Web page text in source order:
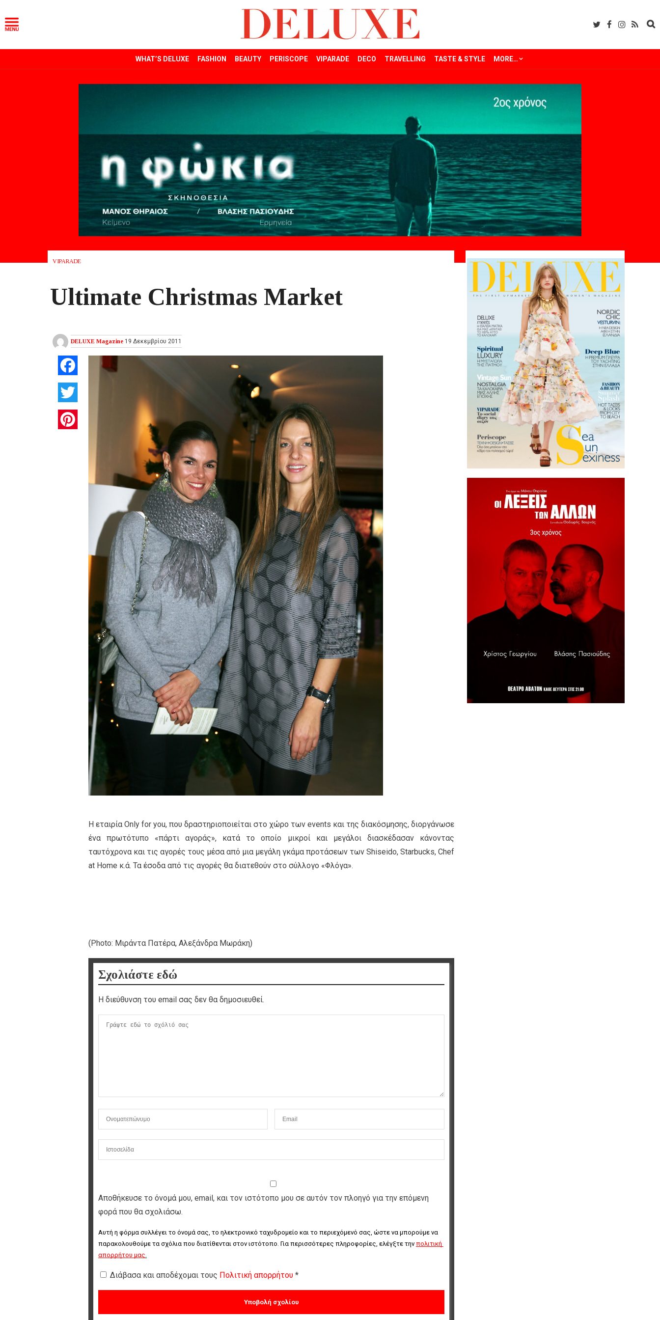
WHAT’S DELUXE FASHION BEAUTY PERISCOPE VIPARADE DECO TRAVELLING TASTE & STYLE MORE…
VIPARADE
Ultimate Christmas Market
DELUXE Magazine 19 Δεκεμβρίου 2011
Facebook
Η εταιρία Only for you, που δραστηριοποιείται στο χώρο των events και της διακόσμησης, διοργάνωσε
ένα πρωτότυπο «πάρτι αγοράς», κατά το οποίο μικροί και μεγάλοι διασκέδασαν κάνοντας
ταυτόχρονα και τις αγορές τους μέσα από μια μεγάλη γκάμα προτάσεων των Shiseido, Starbucks, Chef
at Home κ.ά. Τα έσοδα από τις αγορές θα διατεθούν στο σύλλογο «Φλόγα».
(Photo: Μιράντα Πατέρα, Αλεξάνδρα Μωράκη)
Σχολιάστε εδώ
Η διεύθυνση του email σας δεν θα δημοσιευθεί.
Αποθήκευσε το όνομά μου, email, και τον ιστότοπο μου σε αυτόν τον πλοηγό για την επόμενη
φορά που θα σχολιάσω.
Αυτή η φόρμα συλλέγει το όνομά σας, το ηλεκτρονικό ταχυδρομείο και το περιεχόμενό σας, ώστε να μπορούμε να
παρακολουθούμε τα σχόλια που διατίθενται στον ιστότοπο. Για περισσότερες πληροφορίες, ελέγξτε την πολιτική
απορρήτου μας.
Διάβασα και αποδέχομαι τους Πολιτική απορρήτου *